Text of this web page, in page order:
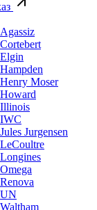
Moser
Jurgensen